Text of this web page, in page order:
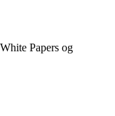
Papers og